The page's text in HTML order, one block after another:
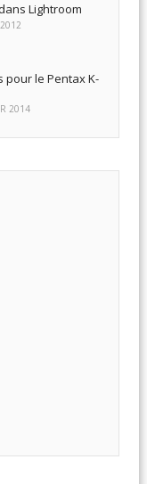
Lightroom
pour le Pentax K-
2014